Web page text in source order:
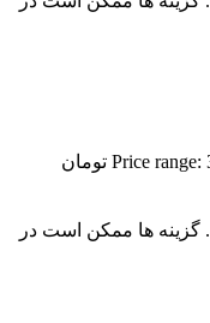
Price range: 300,000 تومان
گزینه ها ممکن است در